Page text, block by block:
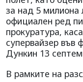
за над 5 милиона
официален ред
прокуратура,
супервайзер във
Дункин 13
В рамките на